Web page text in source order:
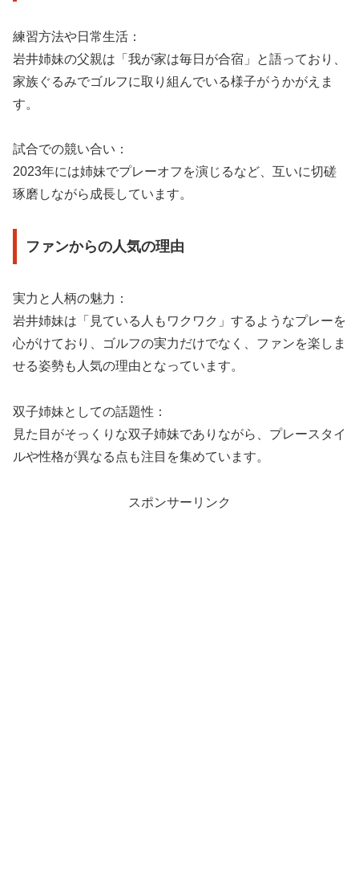
練習方法や日常生活：
岩井姉妹の父親は「我が家は毎日が合宿」と語っており、
家族ぐるみでゴルフに取り組んでいる様子がうかがえま
す。
試合での競い合い：
2023年には姉妹でプレーオフを演じるなど、互いに切磋
琢磨しながら成長しています。
ファンからの人気の理由
実力と人柄の魅力：
岩井姉妹は「見ている人もワクワク」するようなプレーを
心がけており、ゴルフの実力だけでなく、ファンを楽しま
せる姿勢も人気の理由となっています。
双子姉妹としての話題性：
見た目がそっくりな双子姉妹でありながら、プレースタイ
ルや性格が異なる点も注目を集めています。
スポンサーリンク